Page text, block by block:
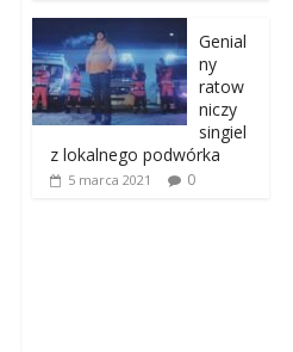
Genial
ny
ratow
niczy
singiel
z lokalnego podwórka
5 marca 2021 0